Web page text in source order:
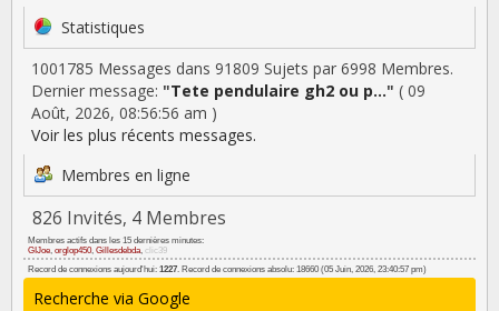
Statistiques
1001785 Messages dans 91809 Sujets par 6998 Membres.
Dernier message: "Tete pendulaire gh2 ou p..." ( 09
Août, 2026, 08:56:56 am )
Voir les plus récents messages.
Membres en ligne
826 Invités, 4 Membres
Membres actifs dans les 15 dernières minutes:
GIJoe, orglop450, Gillesdebda, clic39
Record de connexions aujourd'hui: 1227. Record de connexions absolu: 18660 (05 Juin, 2026, 23:40:57 pm)
Recherche via Google